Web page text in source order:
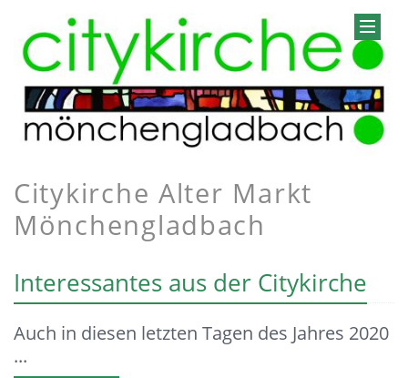
Citykirche Alter Markt
Mönchengladbach
Interessantes aus der Citykirche
Auch in diesen letzten Tagen des Jahres 2020
...